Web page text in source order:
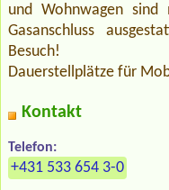
und Wohnwagen sind
Gasanschluss
Besuch!
Dauerstellplätze für
Kontakt
Telefon:
+431 533 654 3-0